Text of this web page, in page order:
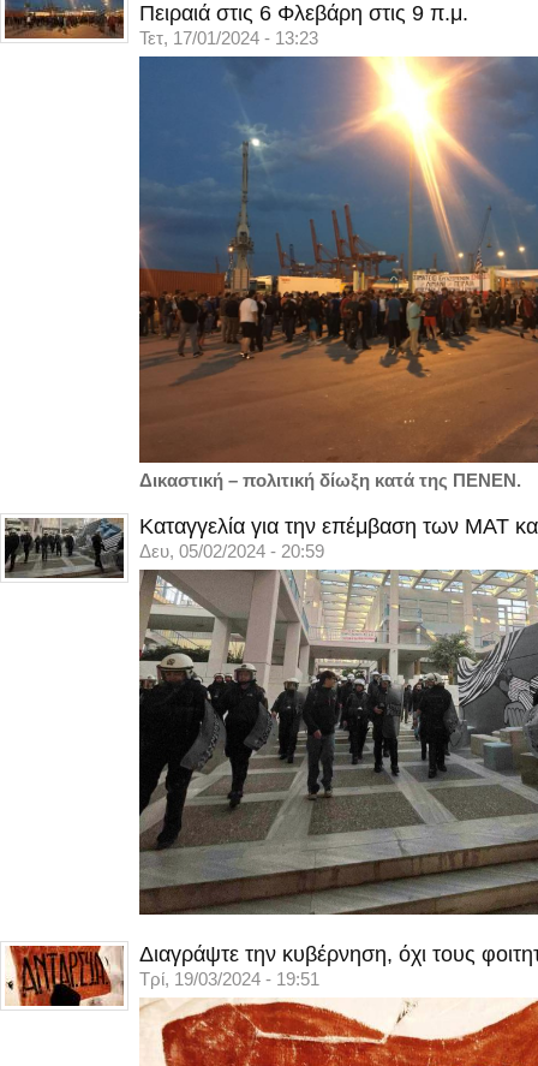
Πειραιά στις 6 Φλεβάρη στις 9 π.μ.
Τετ, 17/01/2024 - 13:23
Δικαστική – πολιτική δίωξη κατά της ΠΕΝΕΝ.
Καταγγελία για την επέμβαση των ΜΑΤ
Δευ, 05/02/2024 - 20:59
Διαγράψτε την κυβέρνηση, όχι τους
Τρί, 19/03/2024 - 19:51